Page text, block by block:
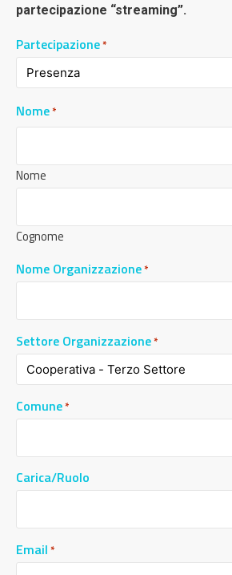
partecipazione “streaming”.
Partecipazione*
Nome*
Nome
Cognome
Nome Organizzazione*
Settore Organizzazione*
Comune*
Carica/Ruolo
Email *